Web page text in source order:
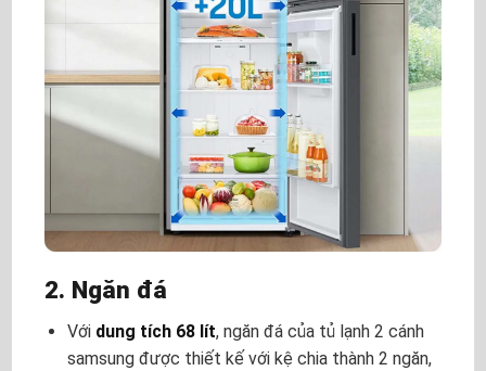
2. Ngăn đá
Với dung tích 68 lít, ngăn đá của tủ lạnh 2 cánh
samsungđược thiết kế với kệ chia thành 2 ngăn,